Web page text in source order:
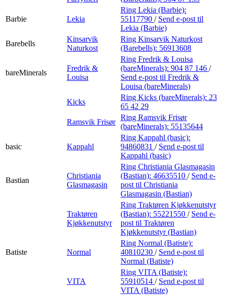
Barbie Lekia
Ring Lekia (Barbie):
55117790 / Send e-post til
Lekia (Barbie)
Barebells
Kinsarvik
Naturkost
Ring Kinsarvik Naturkost
(Barebells): 56913608
bareMinerals
Fredrik &
Louisa
Ring Fredrik & Louisa
(bareMinerals): 904 87 146 /
Send e-post til Fredrik &
Louisa (bareMinerals)
Kicks
Ring Kicks (bareMinerals): 23
65 42 29
Ramsvik Frisør
Ring Ramsvik Frisør
(bareMinerals): 55135644
basic Kappahl
Ring Kappahl (basic):
94860831 / Send e-post til
Kappahl (basic)
Bastian
Christiania
Glasmagasin
Ring Christiania Glasmagasin
(Bastian): 46635510 / Send e-
post til Christiania
Glasmagasin (Bastian)
Traktøren
Kjøkkenutstyr
Ring Traktøren Kjøkkenutstyr
(Bastian): 55221550 / Send e-
post til Traktøren
Kjøkkenutstyr (Bastian)
Batiste Normal
Ring Normal (Batiste):
40810230 / Send e-post til
Normal (Batiste)
VITA
Ring VITA (Batiste):
55910514 / Send e-post til
VITA (Batiste)